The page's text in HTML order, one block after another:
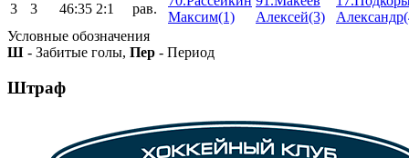
3
3 46:35 2:1 рав.
Максим(1)
Алексей(3)
Условные обозначения
Ш - Забитые голы, Пер - Период
Штраф